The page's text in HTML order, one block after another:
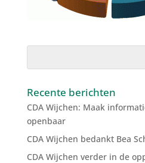
Recente berichten
CDA Wijchen: Maak
openbaar
CDA Wijchen bedankt Bea
CDA Wijchen verder in de